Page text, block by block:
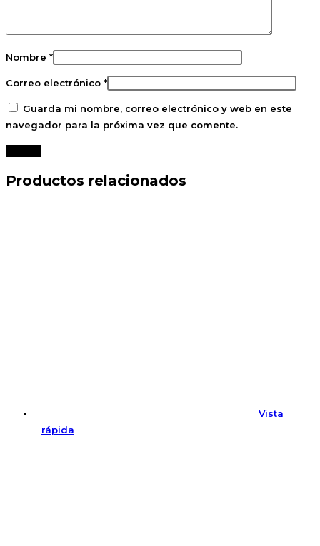
Nombre *
Correo electrónico *
Guarda mi nombre, correo electrónico y web en este
navegador para la próxima vez que comente.
Productos relacionados
Vista
rápida